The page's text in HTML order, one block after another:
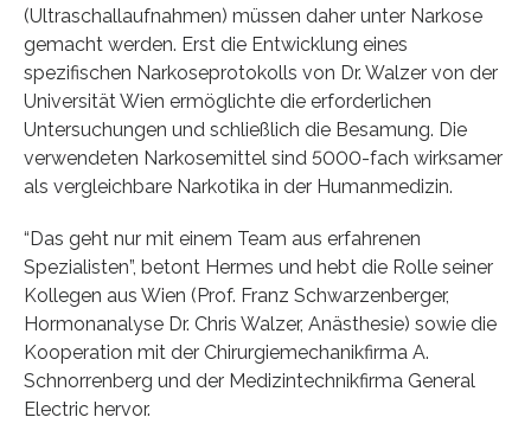
(Ultraschallaufnahmen) müssen daher unter Narkose
gemacht werden. Erst die Entwicklung eines
spezifischen Narkoseprotokolls von Dr. Walzer von der
Universität Wien ermöglichte die erforderlichen
Untersuchungen und schließlich die Besamung. Die
verwendeten Narkosemittel sind 5000-fach wirksamer
als vergleichbare Narkotika in der Humanmedizin.
“Das geht nur mit einem Team aus erfahrenen
Spezialisten”, betont Hermes und hebt die Rolle seiner
Kollegen aus Wien (Prof. Franz Schwarzenberger,
Hormonanalyse Dr. Chris Walzer, Anästhesie) sowie die
Kooperation mit der Chirurgiemechanikfirma A.
Schnorrenberg und der Medizintechnikfirma General
Electric hervor.